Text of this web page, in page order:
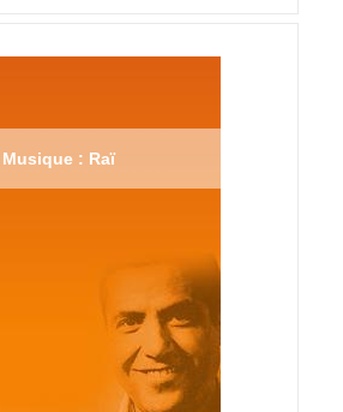
Musique : Raï